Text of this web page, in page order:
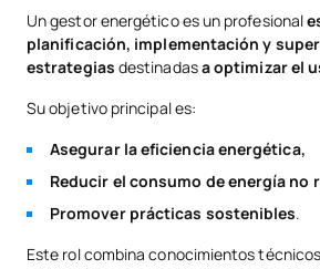
Diferencias entre un gestor de eficiencia
energético
El futuro de la gestión energética
¿Cómo convertirse en gestor energético?
Un gestor energético es un profesional
planificación, implementación y
estrategias destinadasa optimizar el
Su objetivo principal es:
Asegurar la eficiencia energética,
Reducir el consumo de energía no
Promover prácticas sostenibles.
Este rol combina conocimientos